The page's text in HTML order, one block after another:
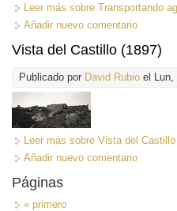
Leer más sobre Transportando
Añadir nuevo comentario
Vista del Castillo (1897)
Publicado por David Rubio el Lun,
Leer más sobre Vista del Castillo
Añadir nuevo comentario
Páginas
« primero